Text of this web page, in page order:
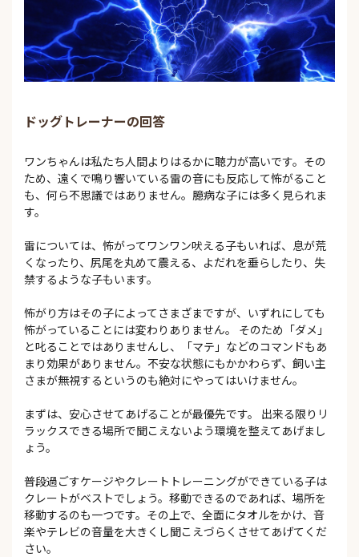
ドッグトレーナーの回答
ワンちゃんは私たち人間よりはるかに聴力が高いです。その
ため、遠くで鳴り響いている雷の音にも反応して怖がること
も、何ら不思議ではありません。臆病な子には多く見られま
す。
雷については、怖がってワンワン吠える子もいれば、息が荒
くなったり、尻尾を丸めて震える、よだれを垂らしたり、失
禁するような子もいます。
怖がり方はその子によってさまざまですが、いずれにしても
怖がっていることには変わりありません。 そのため「ダメ」
と叱ることではありませんし、「マテ」などのコマンドもあ
まり効果がありません。不安な状態にもかかわらず、飼い主
さまが無視するというのも絶対にやってはいけません。
まずは、安心させてあげることが最優先です。 出来る限りリ
ラックスできる場所で聞こえないよう環境を整えてあげまし
ょう。
普段過ごすケージやクレートトレーニングができている子は
クレートがベストでしょう。移動できるのであれば、場所を
移動するのも一つです。その上で、全面にタオルをかけ、音
楽やテレビの音量を大きくし聞こえづらくさせてあげてくだ
さい。